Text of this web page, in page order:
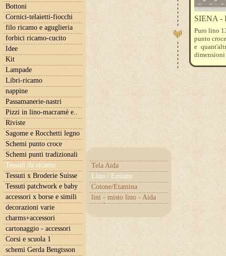
Bottoni
Cornici-telaietti-fiocchi
filo ricamo e aguglieria
forbici ricamo-cucito
Idee
Kit
Lampade
Libri-ricamo
nappine
Passamanerie-nastri
Pizzi in lino-macramè e..
Riviste
Sagome e Rocchetti legno
Schemi punto croce
Schemi punti tradizionali
Tessuti da ricamo
Tela Aida
Lino / Emiane
Cotone/Etamina
lini - misto lino - Aida
con lurex
Tessuti x Broderie Suisse
Tessuti patchwork e baby
accessori x borse e simili
decorazioni varie
charms+accessori
cartonaggio - accessori
Corsi e scuola 1
schemi Gerda Bengtsson
SIENA -
Puro lino
punto
e